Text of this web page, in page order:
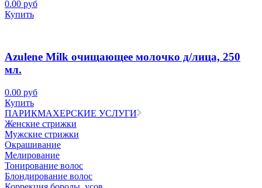
0.00 руб
Купить
Azulene Milk очищающее молочко д/лица, 250
мл.
0.00 руб
Купить
ПАРИКМАХЕРСКИЕ УСЛУГИ
Женские стрижки
Мужские стрижки
Окрашивание
Мелирование
Тонирование волос
Блондирование волос